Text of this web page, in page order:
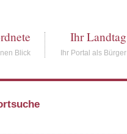
Blick
Ihr Landtag
Ihr Portal als Bürger